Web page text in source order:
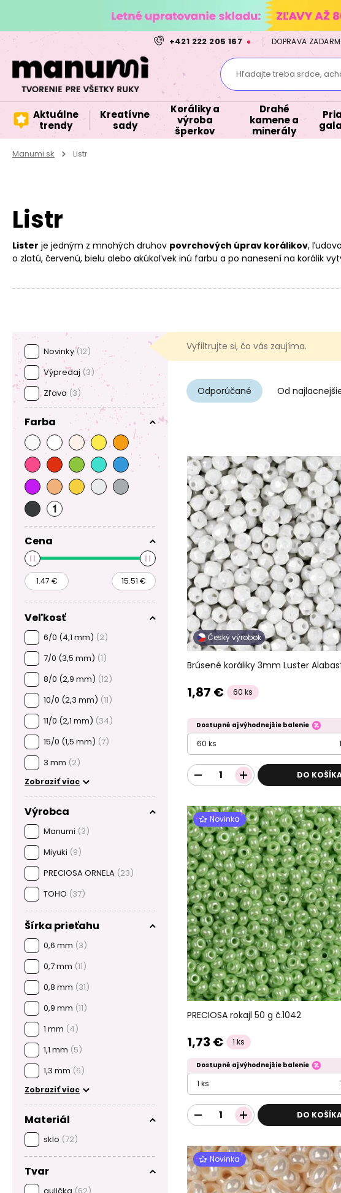
+421 222 205 167 DOPRAVA
Hľadajte treba srdce,
Aktuálne
trendy
Kreatívne
sady
Koráliky a
výroba
šperkov
Drahé
kamene a
minerály
Manumi.sk Listr
Listr
Lister je jedným z mnohých druhov povrchových úprav korálikov,
o zlatú, červenú, bielu alebo akúkoľvek inú farbu a po nanesení na korálik
Novinky(12)
Výpredaj (3)
Zľava (3)
Farba
Cena
Veľkosť
6/0 (4,1 mm) (2)
7/0 (3,5 mm) (1)
8/0 (2,9 mm) (12)
10/0 (2,3 mm) (11)
11/0 (2,1 mm) (34)
15/0 (1,5 mm) (7)
3 mm (2)
Zobraziť viac
Výrobca
Manumi (3)
Miyuki (9)
PRECIOSA ORNELA (23)
TOHO (37)
Šírka prieťahu
0,6 mm (3)
0,7 mm (11)
0,8 mm (31)
0,9 mm (11)
1 mm (4)
1,1 mm (5)
1,3 mm (6)
Zobraziť viac
Materiál
sklo (72)
Tvar
Vyfiltrujte si, čo vás zaujíma.
Odporúčané Od
Český výrobok
Brúsené koráliky 3mm Luster
1,87 € 60 ks
Dostupné aj výhodnejšie balenie
60 ks
DO
Novinka
PRECIOSA rokajl 50 g č.1042
1,73 € 1 ks
Dostupné aj výhodnejšie balenie
1 ks
DO
Novinka